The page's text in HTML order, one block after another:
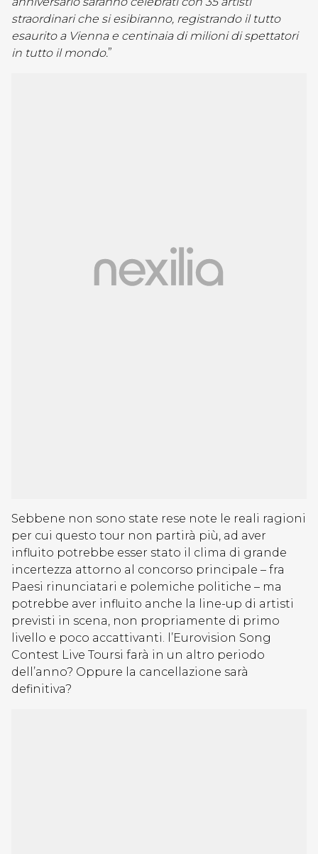
straordinari che si esibiranno, registrando il tutto
esaurito a Vienna e centinaia di milioni di spettatori
in tutto il mondo.”
Sebbene non sono state rese note le reali ragioni
per cui questo tour non partirà più, ad aver
influito potrebbe esser stato il clima di grande
incertezza attorno al concorso principale – fra
Paesi rinunciatari e polemiche politiche – ma
potrebbe aver influito anche la line-up di artisti
previsti in scena, non propriamente di primo
livello e poco accattivanti. l’Eurovision Song
Contest Live Toursi farà in un altro periodo
dell’anno? Oppure la cancellazione sarà
definitiva?